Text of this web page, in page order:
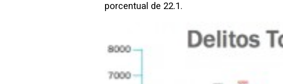
porcentual de 22.1.